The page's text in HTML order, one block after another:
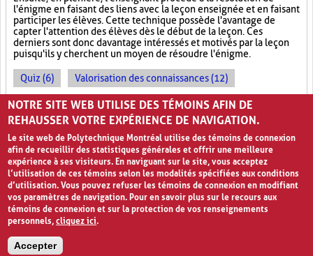
l'énigme en faisant des liens avec la leçon enseignée et en faisant
participer les élèves. Cette technique possède l'avantage de
capter l'attention des élèves dès le début de la leçon. Ces
derniers sont donc davantage intéressés et motivés par la leçon
puisqu'ils y cherchent un moyen de résoudre l'énigme.
Quiz (6) Valorisation des connaissances (12)
Ludification (9)
NOTRE SITE WEB UTILISE DES TÉMOINS AFIN DE
REHAUSSER VOTRE EXPÉRIENCE DE NAVIGATION.
Le site web de Polytechnique Montréal utilise des témoins de connexion
afin de recueillir des statistiques générales et offrir une meilleure
expérience à ses visiteurs. En naviguant sur le site, vous acceptez
l’utilisation de ces témoins selon les modalités spécifiées aux conditions
d’utilisation. Vous pouvez refuser les témoins de connexion en modifiant
vos paramètres de navigation. Pour en savoir plus sur le recours aux
témoins de connexion et sur la protection de vos renseignements
personnels,cliquez ici.
Accepter